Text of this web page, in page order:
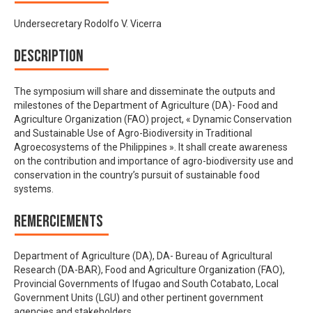
Undersecretary Rodolfo V. Vicerra
Description
The symposium will share and disseminate the outputs and
milestones of the Department of Agriculture (DA)- Food and
Agriculture Organization (FAO) project, « Dynamic Conservation
and Sustainable Use of Agro-Biodiversity in Traditional
Agroecosystems of the Philippines ». It shall create awareness
on the contribution and importance of agro-biodiversity use and
conservation in the country’s pursuit of sustainable food
systems.
Remerciements
Department of Agriculture (DA), DA- Bureau of Agricultural
Research (DA-BAR), Food and Agriculture Organization (FAO),
Provincial Governments of Ifugao and South Cotabato, Local
Government Units (LGU) and other pertinent government